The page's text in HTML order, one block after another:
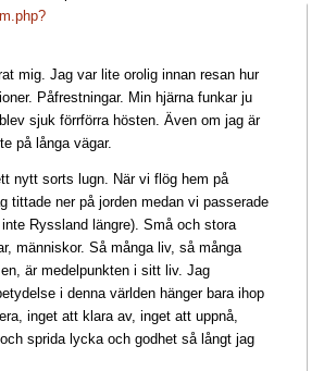
mig. Jag var lite orolig innan resan hur
Påfrestningar. Min hjärna funkar ju
sjuk förrförra hösten. Även om jag är
på långa vägar.
nytt sorts lugn. När vi flög hem på
tittade ner på jorden medan vi passerade
Ryssland längre). Små och stora
människor. Så många liv, så många
är medelpunkten i sitt liv. Jag
i denna världen hänger bara ihop
inget att klara av, inget att uppnå,
sprida lycka och godhet så långt jag